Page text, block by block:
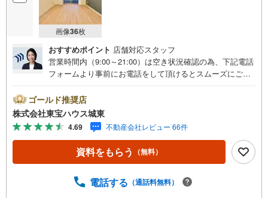
画像36枚
おすすめポイント 店舗対応スタッフ
営業時間内（9:00～21:00）は空き状況確認の為、下記電話
フォームより事前にお電話をして頂けるとスムーズにご案
カレンダーの作成▽ご購入後もお客様の人生のパートナー
として暮らしの「安心」を守り続けます。【Yahoo！ 不動
産キャンペーン対象店舗】当店で物件を成約するとPayPay
ボーナスライトがもらえる「Yahoo！ 不動産 物件ご成約キ
ャンペーン」の対象になります。「資料をもらう」「見学
予約をする」ボタンからお問い合わせください。※必ずYah
スライトは出金と譲渡はできません。ご案内・詳細な資料
ゴールド推奨店
株式会社東宝ハウス城東
4.69 不動産会社レビュー 66件
資料をもらう （無料）
電話する （通話料無料）